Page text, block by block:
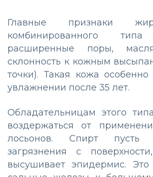
Главные признаки
комбинированного
расширенные поры,
склонность к кожным
точки). Такая кожа
увлажнении после 35 лет.
Обладательницам этого
воздержаться от
лосьонов. Спирт
загрязнения с
высушивает эпидермис. Это